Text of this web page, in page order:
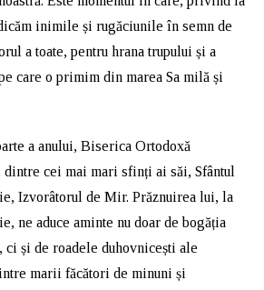
inimile și rugăciunile în semn de
a toate, pentru hrana trupului și a
care o primim din marea Sa milă și
a anului, Biserica Ortodoxă
dintre cei mai mari sfinți ai săi, Sfântul
Izvorâtorul de Mir. Prăznuirea lui, la
ne aduce aminte nu doar de bogăția
ci și de roadele duhovnicești ale
marii făcători de minuni și